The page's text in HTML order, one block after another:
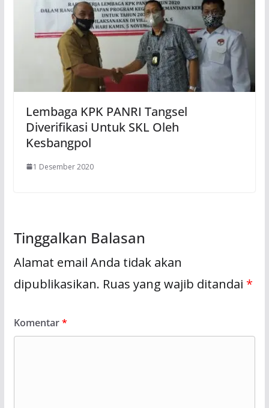
Lembaga KPK PANRI Tangsel
Diverifikasi Untuk SKL Oleh
Kesbangpol
1 Desember 2020
Tinggalkan Balasan
Alamat email Anda tidak akan
dipublikasikan. Ruas yang wajib ditandai *
Komentar*